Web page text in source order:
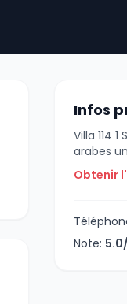
Infos
Villa 114
arabes
Obtenir
Note: